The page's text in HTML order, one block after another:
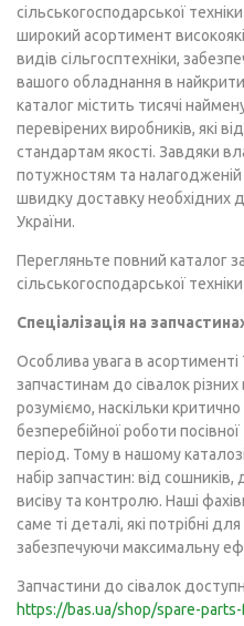
сільськогосподарської
широкий асортимент
видів сільгосптехніки,
вашого обладнання в
каталог містить тисячі
перевірених виробників, які
стандартам якості. Завдяки
потужностям та налагодженій
швидку доставку необхідних
України.
Перегляньте повний каталог
сільськогосподарської техніки
Спеціалізація на
Особлива увага в
запчастинам до сівалок
розуміємо, наскільки
безперебійної роботи
період. Тому в нашому
набір запчастин: від
висіву та контролю. Наші
саме ті деталі, які потрібні
забезпечуючи максимальну
Запчастини до сівалок
https://bas.ua/shop/spare-